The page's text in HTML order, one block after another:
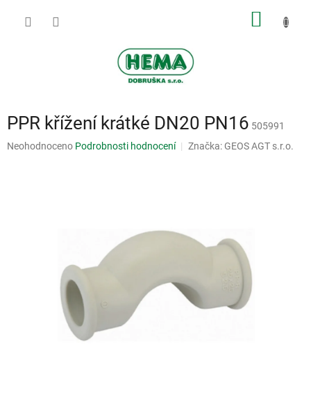
PPR křížení krátké DN20 PN16 505991
Průměrné
Neohodnoceno Podrobnosti hodnocení Značka: GEOS AGT s.r.o.